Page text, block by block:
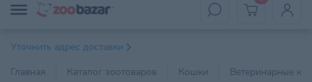
Уточнить адрес доставки
Главная
Каталог зоотоваров Кошки Ветеринарные